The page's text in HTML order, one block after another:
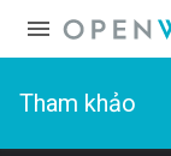
Tham khảo